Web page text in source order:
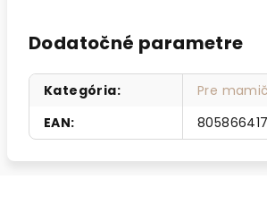
Dodatočné parametre
Kategória:
Pre
EAN: